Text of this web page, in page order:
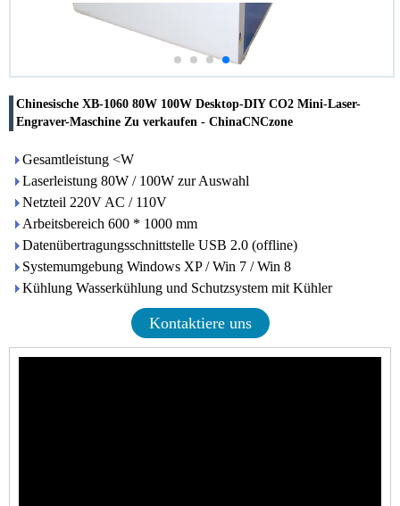
Chinesische XB-1060 80W 100W Desktop-DIY CO2 Mini-Laser-
Engraver-Maschine Zu verkaufen - ChinaCNCzone
Gesamtleistung <W
Laserleistung 80W / 100W zur Auswahl
Netzteil 220V AC / 110V
Arbeitsbereich 600 * 1000 mm
Datenübertragungsschnittstelle USB 2.0 (offline)
Systemumgebung Windows XP / Win 7 / Win 8
Kühlung Wasserkühlung und Schutzsystem mit Kühler
Kontaktiere uns